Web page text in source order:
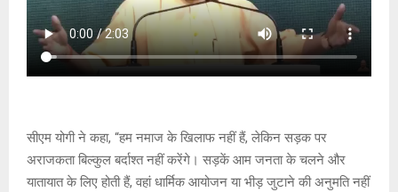
सीएम योगी ने कहा, “हम नमाज के खिलाफ नहीं हैं, लेकिन सड़क पर
अराजकता बिल्कुल बर्दाश्त नहीं करेंगे। सड़कें आम जनता के चलने और
यातायात के लिए होती हैं, वहां धार्मिक आयोजन या भीड़ जुटाने की अनुमति नहीं